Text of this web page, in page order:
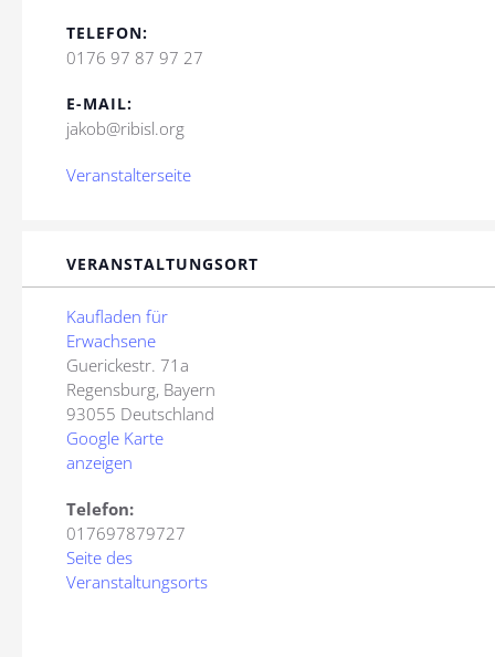
TELEFON:
0176 97 87 97 27
E-MAIL:
jakob@ribisl.org
Veranstalterseite
VERANSTALTUNGSORT
Kaufladen für
Erwachsene
Guerickestr. 71a
Regensburg, Bayern
93055 Deutschland
Google Karte
anzeigen
Telefon:
017697879727
Seite des
Veranstaltungsorts